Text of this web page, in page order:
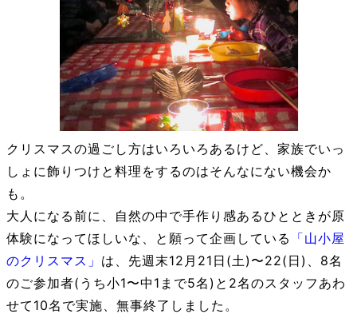
クリスマスの過ごし方はいろいろあるけど、家族でいっ
しょに飾りつけと料理をするのはそんなにない機会か
も。
大人になる前に、自然の中で手作り感あるひとときが原
体験になってほしいな、と願って企画している 「山小屋
のクリスマス」 は、先週末12月21日(土)〜22(日)、8名
のご参加者(うち小1〜中1まで5名)と2名のスタッフあわ
せて10名で実施、無事終了しました。